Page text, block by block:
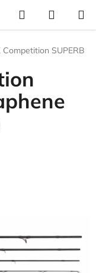
Hledat
Competition SUPERB